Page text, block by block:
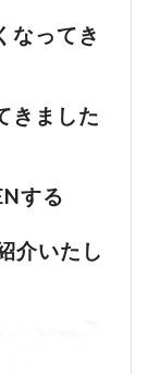
なってき
きました
する
介いたし